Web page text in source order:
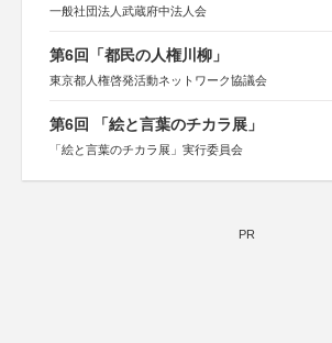
一般社団法人武蔵府中法人会
第6回「都民の人権川柳」
東京都人権啓発活動ネットワーク協議会
第6回 「絵と言葉のチカラ展」
「絵と言葉のチカラ展」実行委員会
PR